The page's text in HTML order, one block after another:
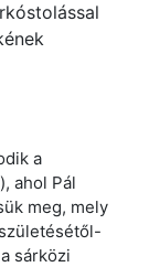
a
ahol Pál
meg, mely
sárközi